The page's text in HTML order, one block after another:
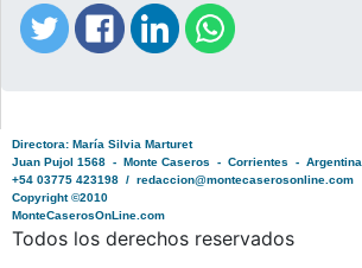
Directora: María Silvia Marturet
Juan Pujol 1568 - Monte Caseros - Corrientes - Argentina
+54 03775 423198 / redaccion@montecaserosonline.com
Copyright ©2010
MonteCaserosOnLine.com
Todos los derechos reservados